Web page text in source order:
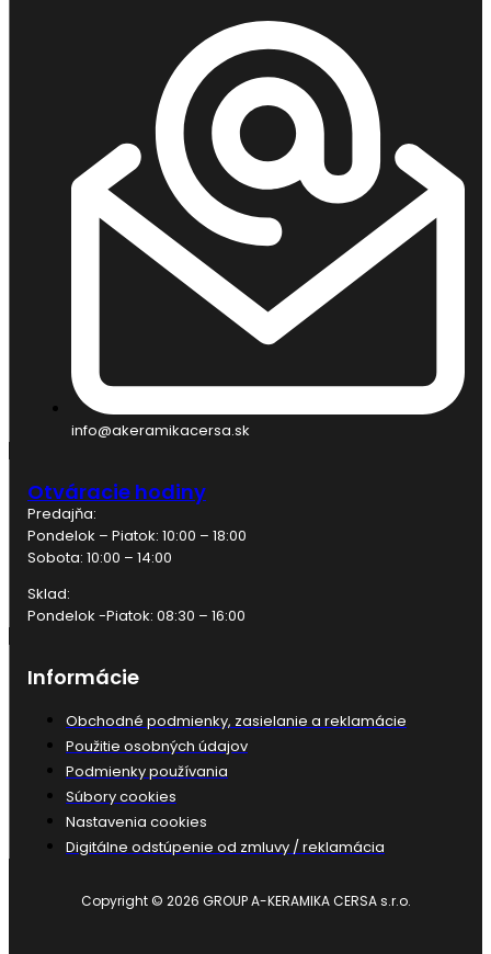
info@akeramikacersa.sk
Otváracie hodiny
Predajňa:
Pondelok – Piatok: 10:00 – 18:00
Sobota: 10:00 – 14:00
Sklad:
Pondelok -Piatok: 08:30 – 16:00
Informácie
Obchodné podmienky, zasielanie a reklamácie
Použitie osobných údajov
Podmienky používania
Súbory cookies
Nastavenia cookies
Digitálne odstúpenie od zmluvy / reklamácia
Copyright © 2026 GROUP A-KERAMIKA CERSA s.r.o.